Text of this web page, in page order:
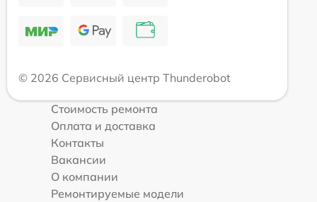
© 2026 Сервисный центр Thunderobot
Стоимость ремонта
Оплата и доставка
Контакты
Вакансии
О компании
Ремонтируемые модели